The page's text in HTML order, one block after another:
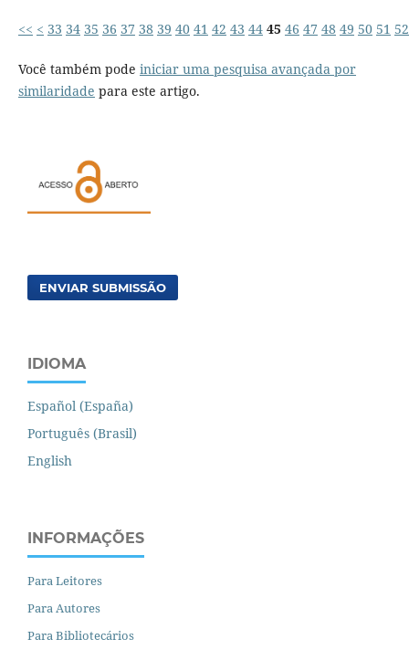
<< < 33 34 35 36 37 38 39 40 41 42 43 44 45 46 47 48 49 50 51 52
Você também pode iniciar uma pesquisa avançada por
similaridade para este artigo.
ENVIAR SUBMISSÃO
IDIOMA
Español (España)
Português (Brasil)
English
INFORMAÇÕES
Para Leitores
Para Autores
Para Bibliotecários